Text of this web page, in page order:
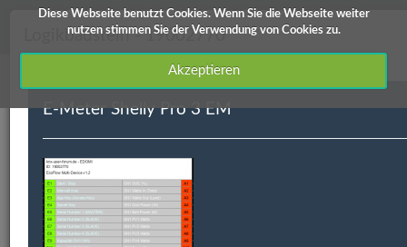
Diese Webseite benutzt Cookies. Wenn Sie die Webseite weiter
nutzen stimmen Sie der Verwendung von Cookies zu.
Akzeptieren
knx-user-forum Service
ETS Produktdatenbanken
Edomi
Logikbaustein - 19002770
E-Meter Shelly Pro 3 EM